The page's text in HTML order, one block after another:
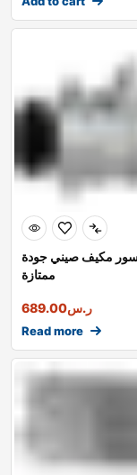
مكيف صيني جودة
ممتازة
ر.س689.00
Read more